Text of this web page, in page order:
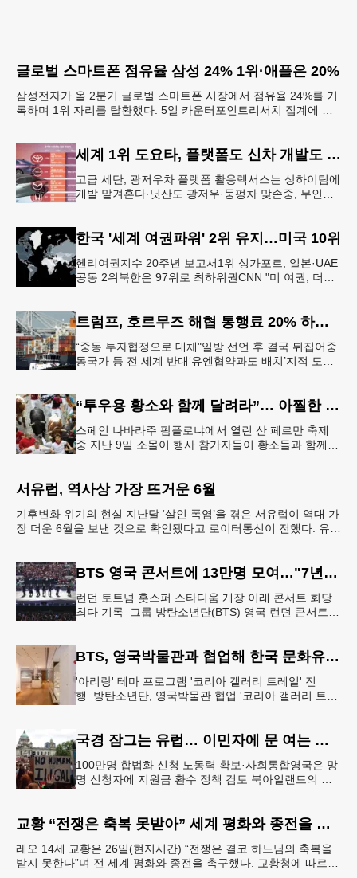
글로벌 스마트폰 점유율 삼성 24% 1위·애플은 20%
삼성전자가 올 2분기 글로벌 스마트폰 시장에서 점유율 24%를 기
록하며 1위 자리를 탈환했다. 5일 카운터포인트리서치 집계에 따
세계 1위 도요타, 플랫폼도 신차 개발도 중국에 넘겨
고급 세단, 광저우차 플랫폼 활용렉서스는 상하이팀에
개발 맡겨혼다·닛산도 광저우·둥펑차 맞손중, 무인화
한국 '세계 여권파워' 2위 유지…미국 10위
헨리여권지수 20주년 보고서1위 싱가포르, 일본·UAE
공동 2위북한은 97위로 최하위권CNN "미 여권, 더이
트럼프, 호르무즈 해협 통행료 20% 하루 만에 번복
“중동 투자협정으로 대체"일방 선언 후 결국 뒤집어중
동국가 등 전 세계 반대‘유엔협약과도 배치’지적 도널
“투우용 황소와 함께 달려라”… 아찔한 스페인 산 페르만 축제
스페인 나바라주 팜플로냐에서 열린 산 페르만 축제
중 지난 9일 소몰이 행사 참가자들이 황소들과 함께
서유럽, 역사상 가장 뜨거운 6월
기후변화 위기의 현실 지난달 ‘살인 폭염’을 겪은 서유럽이 역대 가
장 더운 6월을 보낸 것으로 확인됐다고 로이터통신이 전했다. 유럽
BTS 영국 콘서트에 13만명 모여…"7년전 웸블리 감동 다시 느껴"
런던 토트넘 홋스퍼 스타디움 개장 이래 콘서트 회당
최다 기록 그룹 방탄소년단(BTS) 영국 런던 콘서트
BTS, 영국박물관과 협업해 한국 문화유산 알린다
'아리랑' 테마 프로그램 '코리아 갤러리 트레일' 진
행 방탄소년단, 영국박물관 협업 '코리아 갤러리 트레
국경 잠그는 유럽… 이민자에 문 여는 스페인
100만명 합법화 신청 노동력 확보·사회통합영국은 망
명 신청자에 지원금 환수 정책 검토 북아일랜드의 벨
교황 “전쟁은 축복 못받아” 세계 평화와 종전을 촉구
레오 14세 교황은 26일(현지시간) “전쟁은 결코 하느님의 축복을
받지 못한다”며 전 세계 평화와 종전을 촉구했다. 교황청에 따르면